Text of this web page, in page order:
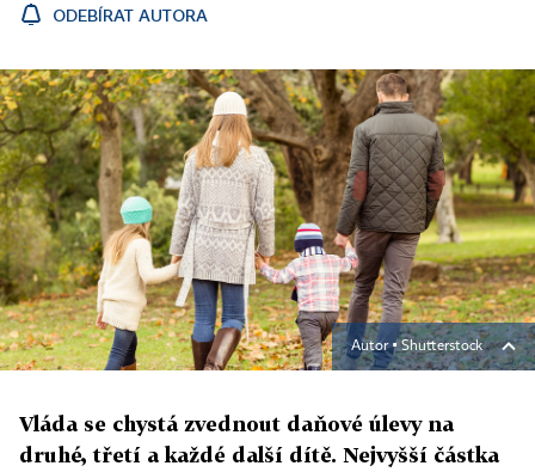
ODEBÍRAT AUTORA
Autor ▪Shutterstock
Vláda se chystá zvednout daňové úlevy na
druhé, třetí a každé další dítě. Nejvyšší částka